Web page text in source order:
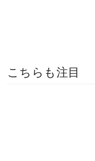
こちらも注目